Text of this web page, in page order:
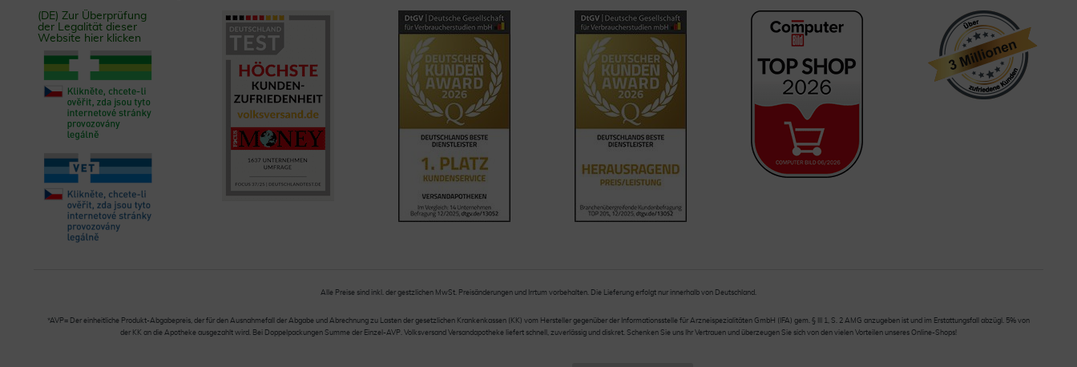
(DE) Zur Überprüfung
der Legalität dieser
Website hier klicken
Alle Preise sind inkl. der gestzlichen MwSt. Preisänderungen und Irrtum vorbehalten. Die Lieferung erfolgt nur innerhalb von Deutschland.
*AVP= Der einheitliche Produkt-Abgabepreis, der für den Ausnahmefall der Abgabe und Abrechnung zu Lasten der gesetzlichen Krankenkassen (KK) vom Hersteller gegenüber der Informationsstelle für Arzneispezialitäten GmbH (IFA) gem. § III 1, S. 2 AMG anzugeben ist und im Erstattungsfall abzügl. 5% von
der KK an die Apotheke ausgezahlt wird. Bei Doppelpackungen Summe der Einzel-AVP. Volksversand Versandapotheke liefert schnell, zuverlässig und diskret. Schenken Sie uns Ihr Vertrauen und überzeugen Sie sich von den vielen Vorteilen unseres Online-Shops!